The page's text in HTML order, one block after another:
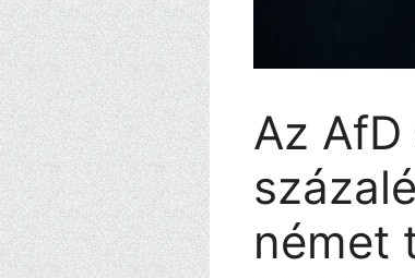
Az
német